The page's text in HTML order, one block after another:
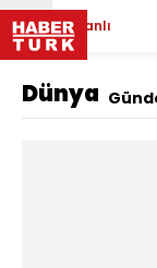
Canlı
Dünya